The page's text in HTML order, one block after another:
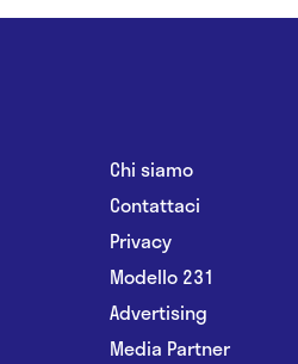
Chi siamo
Contattaci
Privacy
Modello 231
Advertising
Media Partner